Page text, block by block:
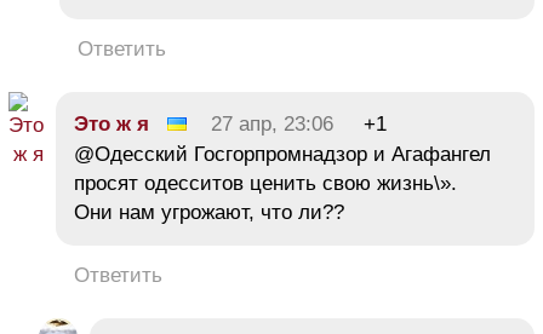
Ответить
Это ж я 27 апр, 23:06
+1
@Одесский Госгорпромнадзор и Агафангел
просят одесситов ценить свою жизнь\».
Они нам угрожают, что ли??
Ответить